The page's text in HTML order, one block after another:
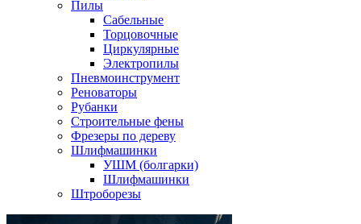
Пилы
Сабельные
Торцовочные
Циркулярные
Электропилы
Пневмоинструмент
Реноваторы
Рубанки
Строительные фены
Фрезеры по дереву
Шлифмашинки
УШМ (болгарки)
Шлифмашинки
Штроборезы